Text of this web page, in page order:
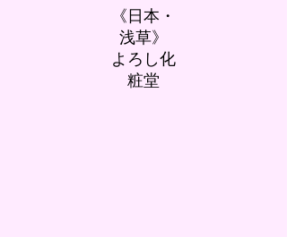
《日本・
浅草》
​よろし化
粧堂